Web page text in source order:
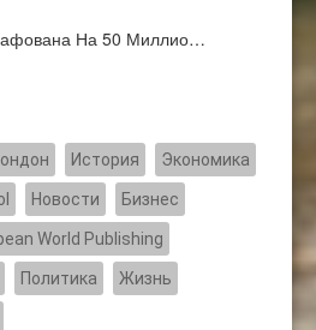
На 50 Миллио…
История Экономика
Новости Бизнес
World Publishing
Политика Жизнь